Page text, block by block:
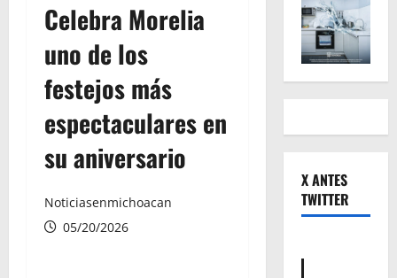
Celebra Morelia
uno de los
festejos más
espectaculares en
su aniversario
Noticiasenmichoacan
05/20/2026
X ANTES
TWITTER